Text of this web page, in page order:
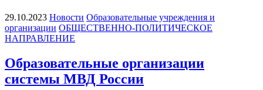
29.10.2023 Новости Образовательные учреждения и
организации ОБЩЕСТВЕННО-ПОЛИТИЧЕСКОЕ
НАПРАВЛЕНИЕ
Образовательные организации
системы МВД России